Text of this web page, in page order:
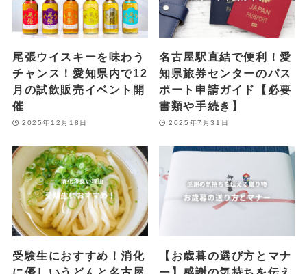
尾張ウイスキーを味わう
チャンス！愛知県内で12
月の試飲販売イベント開
催
2025年12月18日
名古屋駅直結で便利！愛
知県旅券センターのパス
ポート申請ガイド【必要
書類や手続き】
2025年7月31日
受験生におすすめ！消化
【お歳暮の選び方とマナ